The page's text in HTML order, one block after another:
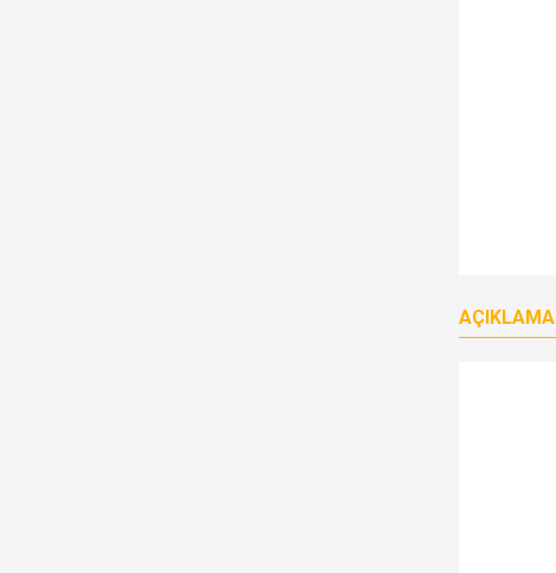
AÇIKLAMA